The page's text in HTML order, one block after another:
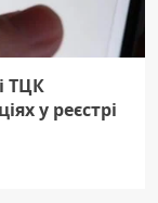
ТЦК
у реєстрі